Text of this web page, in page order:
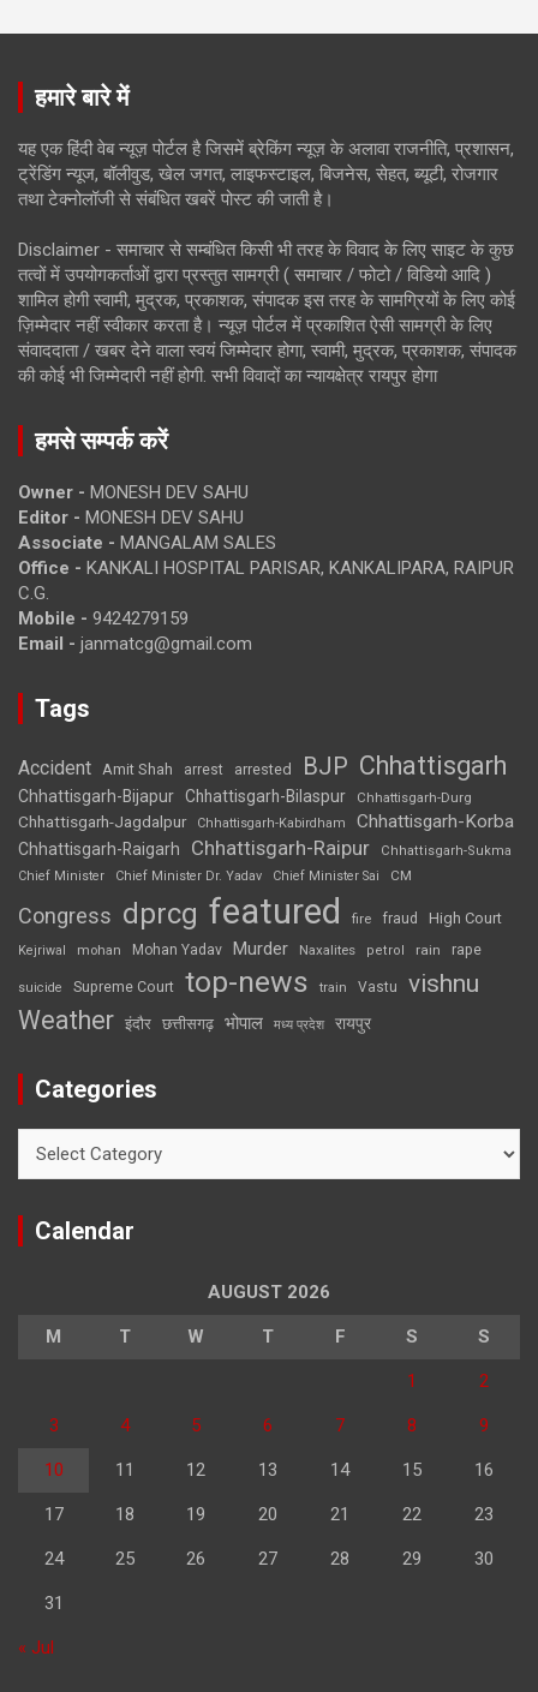
हमारे बारे में
यह एक हिंदी वेब न्यूज़ पोर्टल है जिसमें ब्रेकिंग न्यूज़ के अलावा राजनीति, प्रशासन,
ट्रेंडिंग न्यूज, बॉलीवुड, खेल जगत, लाइफस्टाइल, बिजनेस, सेहत, ब्यूटी, रोजगार
तथा टेक्नोलॉजी से संबंधित खबरें पोस्ट की जाती है।
Disclaimer - समाचार से सम्बंधित किसी भी तरह के विवाद के लिए साइट के कुछ
तत्वों में उपयोगकर्ताओं द्वारा प्रस्तुत सामग्री ( समाचार / फोटो / विडियो आदि )
शामिल होगी स्वामी, मुद्रक, प्रकाशक, संपादक इस तरह के सामग्रियों के लिए कोई
ज़िम्मेदार नहीं स्वीकार करता है। न्यूज़ पोर्टल में प्रकाशित ऐसी सामग्री के लिए
संवाददाता / खबर देने वाला स्वयं जिम्मेदार होगा, स्वामी, मुद्रक, प्रकाशक, संपादक
की कोई भी जिम्मेदारी नहीं होगी. सभी विवादों का न्यायक्षेत्र रायपुर होगा
हमसे सम्पर्क करें
Owner - MONESH DEV SAHU
Editor - MONESH DEV SAHU
Associate - MANGALAM SALES
Office - KANKALI HOSPITAL PARISAR, KANKALIPARA, RAIPUR
C.G.
Mobile - 9424279159
Email - janmatcg@gmail.com
Tags
Accident Amit Shah arrest arrested BJP Chhattisgarh
Chhattisgarh-Bijapur Chhattisgarh-Bilaspur Chhattisgarh-Durg
Chhattisgarh-Jagdalpur Chhattisgarh-Kabirdham Chhattisgarh-Korba
Chhattisgarh-Raigarh Chhattisgarh-Raipur
Chhattisgarh-Sukma
Chief Minister
Chief Minister Dr. Yadav Chief Minister Sai CM
Congress dprcg featured fire fraud High Court
Kejriwal mohan Mohan Yadav Murder Naxalites petrol rain rape
suicide Supreme Court top-news train Vastu vishnu
Weather इंदौर छत्तीसगढ़ भोपाल मध्य प्रदेश रायपुर
Categories
Calendar
AUGUST 2026
M T W T F S S
1 2
3 4 5 6 7 8 9
10 11 12 13 14 15 16
17 18 19 20 21 22 23
24 25 26 27 28 29 30
31
« Jul